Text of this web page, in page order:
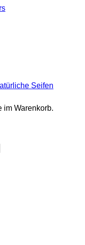
im Warenkorb.
Seifen